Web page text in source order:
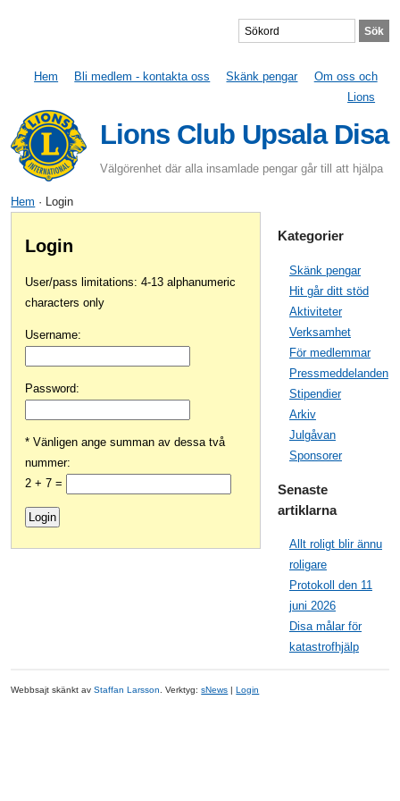
Hem Bli medlem - kontakta oss Skänk pengar
Om oss och
Lions
Lions Club Upsala Disa
Välgörenhet där alla insamlade pengar går till att hjälpa
Hem · Login
Login
User/pass limitations: 4-13 alphanumeric
characters only
Username:
Password:
* Vänligen ange summan av dessa två
nummer:
2 + 7 =
Kategorier
Skänk pengar
Hit går ditt stöd
Aktiviteter
Verksamhet
För medlemmar
Pressmeddelanden
Stipendier
Arkiv
Julgåvan
Sponsorer
Senaste
artiklarna
Allt roligt blir ännu
roligare
Protokoll den 11
juni 2026
Disa målar för
katastrofhjälp
Webbsajt skänkt avStaffan Larsson. Verktyg:sNews Login